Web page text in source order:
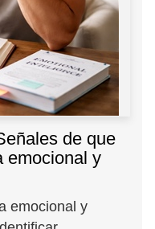
de que
emocional y
emocional y